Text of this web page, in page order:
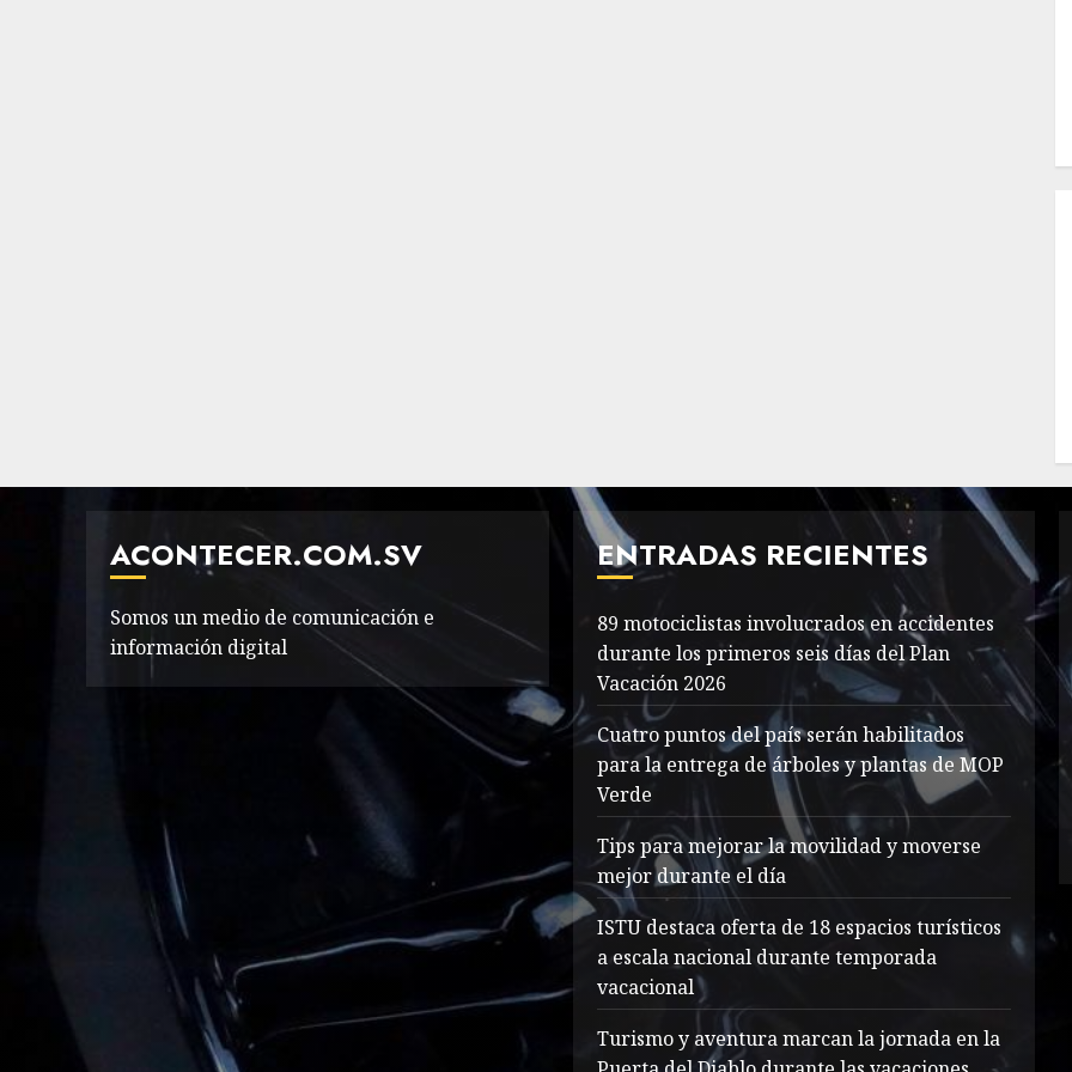
ACONTECER.COM.SV
Somos un medio de comunicación e
información digital
ENTRADAS RECIENTES
89 motociclistas involucrados en accidentes
durante los primeros seis días del Plan
Vacación 2026
Cuatro puntos del país serán habilitados
para la entrega de árboles y plantas de MOP
Verde
Tips para mejorar la movilidad y moverse
mejor durante el día
ISTU destaca oferta de 18 espacios turísticos
a escala nacional durante temporada
vacacional
Turismo y aventura marcan la jornada en la